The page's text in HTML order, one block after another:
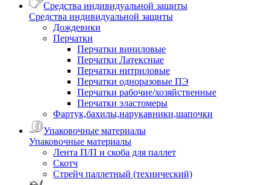
Средства индивидуальной защиты
Средства индивидуальной защиты
Дождевики
Перчатки
Перчатки виниловые
Перчатки Латексные
Перчатки нитриловые
Перчатки одноразовые ПЭ
Перчатки рабочие/хозяйственные
Перчатки эластомеры
Фартук,бахилы,нарукавники,шапочки
Упаковочные материалы
Упаковочные материалы
Лента П/П и скоба для паллет
Скотч
Стрейч паллетный (технический)